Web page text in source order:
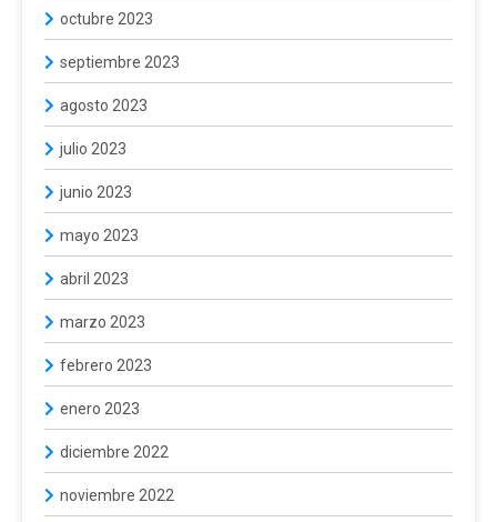
octubre 2023
septiembre 2023
agosto 2023
julio 2023
junio 2023
mayo 2023
abril 2023
marzo 2023
febrero 2023
enero 2023
diciembre 2022
noviembre 2022